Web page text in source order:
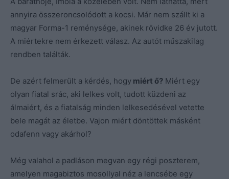
annyira összeroncsolódott a kocsi. Már nem szállt ki a
magyar Forma-1 reménysége, akinek rövidke 26 év jutott.
A miértekre nem érkezett válasz. Az autót műszakilag
rendben találták.
De azért felmerült a kérdés, hogy miért ő? Miért egy
olyan fiatal srác, aki lelkes volt, tudott küzdeni az
álmaiért, és a fiatalság minden lelkesedésével vetette
bele magát az életbe. Vajon miért döntöttek másként
odafenn vagy akárhol?
Még valahol a padláson megvan egy régi poszterem,
amelyen magabiztos mosollyal néz a lencsébe egy